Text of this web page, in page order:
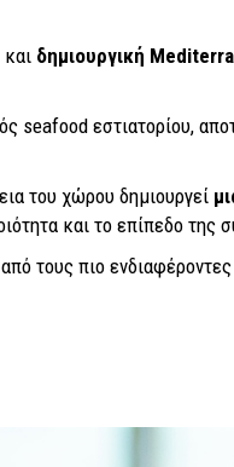
και δημιουργική
seafood εστιατορίου,
του χώρου δημιουργεί
και το επίπεδο της
τους πιο